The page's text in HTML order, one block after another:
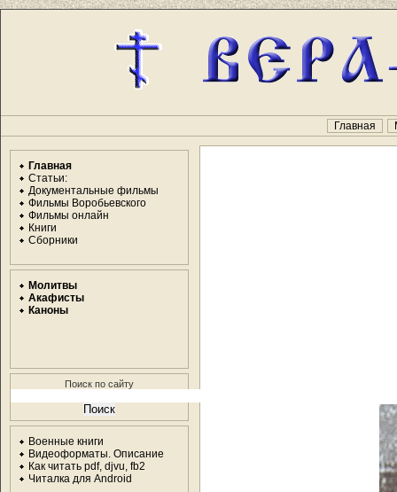
Главная
Главная
Статьи:
Документальные фильмы
Фильмы Воробьевского
Фильмы онлайн
Книги
Сборники
Молитвы
Акафисты
Каноны
Поиск по сайту
Военные книги
Видеоформаты. Описание
Как читать pdf, djvu, fb2
Читалка для Android